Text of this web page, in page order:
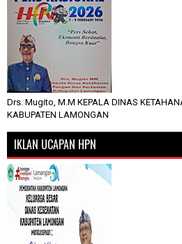
Drs. Mugito, M.M KEPALA DINAS
KABUPATEN LAMONGAN
IKLAN UCAPAN HPN